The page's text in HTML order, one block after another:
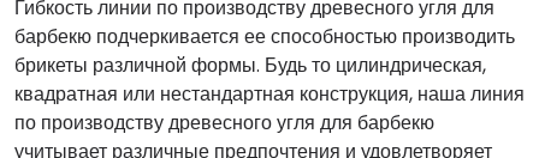
Гибкость линии по производству древесного угля для
барбекю подчеркивается ее способностью производить
брикеты различной формы. Будь то цилиндрическая,
квадратная или нестандартная конструкция, наша линия
по производству древесного угля для барбекю
учитывает различные предпочтения и удовлетворяет